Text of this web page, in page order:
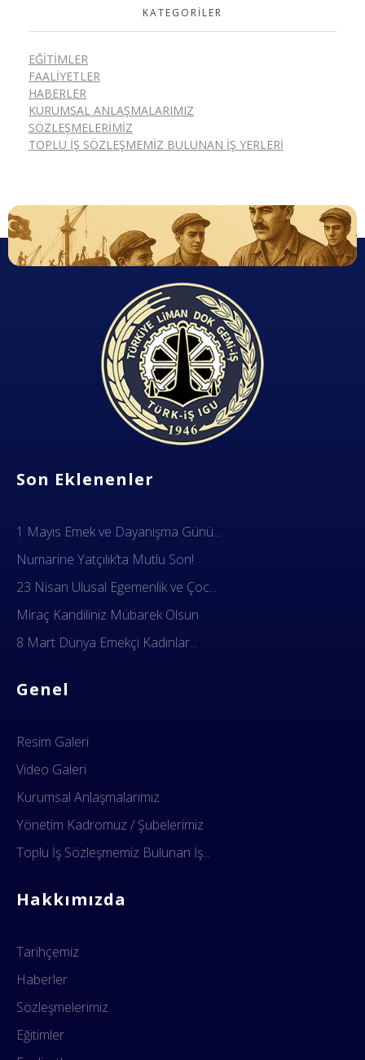
KATEGORILER
EĞITIMLER
FAALIYETLER
HABERLER
KURUMSAL ANLAŞMALARIMIZ
SÖZLEŞMELERIMIZ
TOPLU İŞ SÖZLEŞMEMIZ BULUNAN İŞ YERLERI
Son Eklenenler
1 Mayıs Emek ve Dayanışma Günü...
Numarine Yatçılık’ta Mutlu Son!
23 Nisan Ulusal Egemenlik ve Çoc...
Miraç Kandiliniz Mübarek Olsun
8 Mart Dünya Emekçi Kadınlar...
Genel
Resim Galeri
Video Galeri
Kurumsal Anlaşmalarımız
Yönetim Kadromuz / Şubelerimiz
Toplu İş Sözleşmemiz Bulunan İş...
Hakkımızda
Tarihçemiz
Haberler
Sözleşmelerimiz
Eğitimler